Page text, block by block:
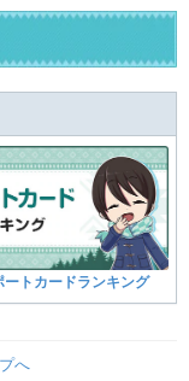
ートカードランキング
へ